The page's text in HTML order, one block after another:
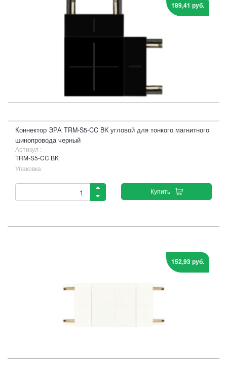
189,41 руб.
Коннектор ЭРА TRM-S5-CC BK угловой для тонкого магнитного
шинопровода черный
Артикул :
TRM-S5-CC BK
Упаковка
Купить
152,93 руб.